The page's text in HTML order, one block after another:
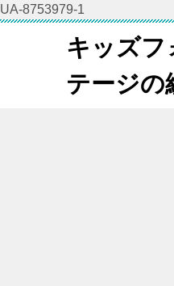
UA-8753979-1
キッズ
テージの